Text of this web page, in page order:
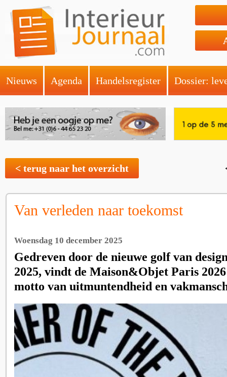
Nieuws Agenda Handelsregister Dossier:
< terug naar het overzicht
Van verleden naar toekomst
Woensdag 10 december 2025
Gedreven door de nieuwe golf van
2025, vindt de Maison&Objet Paris
motto van uitmuntendheid en